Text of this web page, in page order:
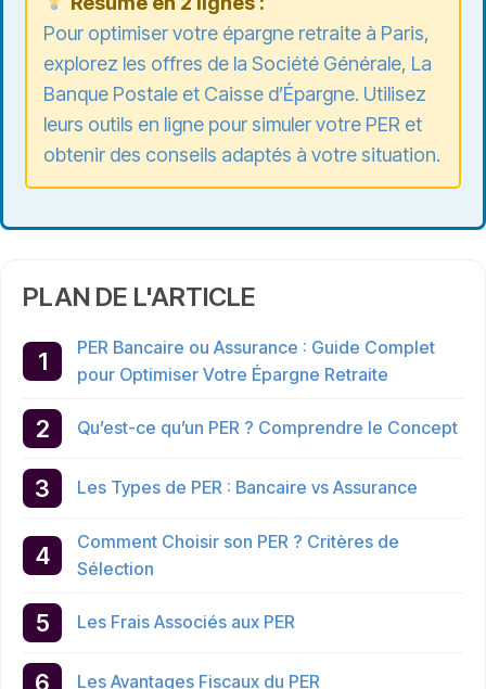
Pour optimiser votre épargne retraite à Paris,
explorez les offres de la Société Générale, La
Banque Postale et Caisse d’Épargne. Utilisez
leurs outils en ligne pour simuler votre PER et
obtenir des conseils adaptés à votre situation.
PLAN DE L'ARTICLE
PER Bancaire ou Assurance : Guide Complet
pour Optimiser Votre Épargne Retraite
Qu’est-ce qu’un PER ? Comprendre le Concept
Les Types de PER : Bancaire vs Assurance
Comment Choisir son PER ? Critères de
Sélection
Les Frais Associés aux PER
Les Avantages Fiscaux du PER